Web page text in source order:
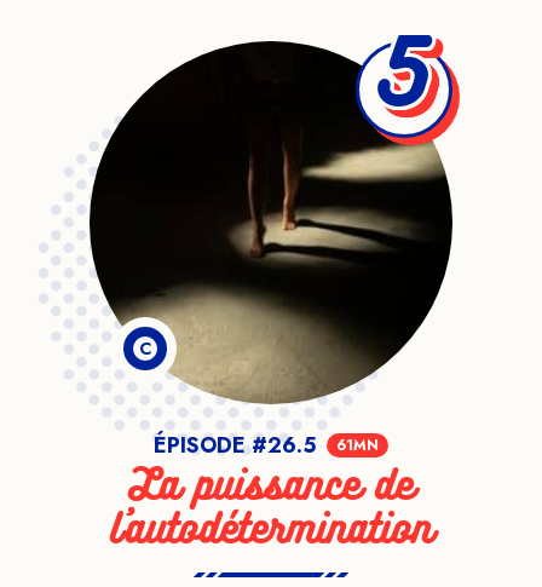
5
C
ÉPISODE #26.5 61MN
La puissance de
l'autodétermination